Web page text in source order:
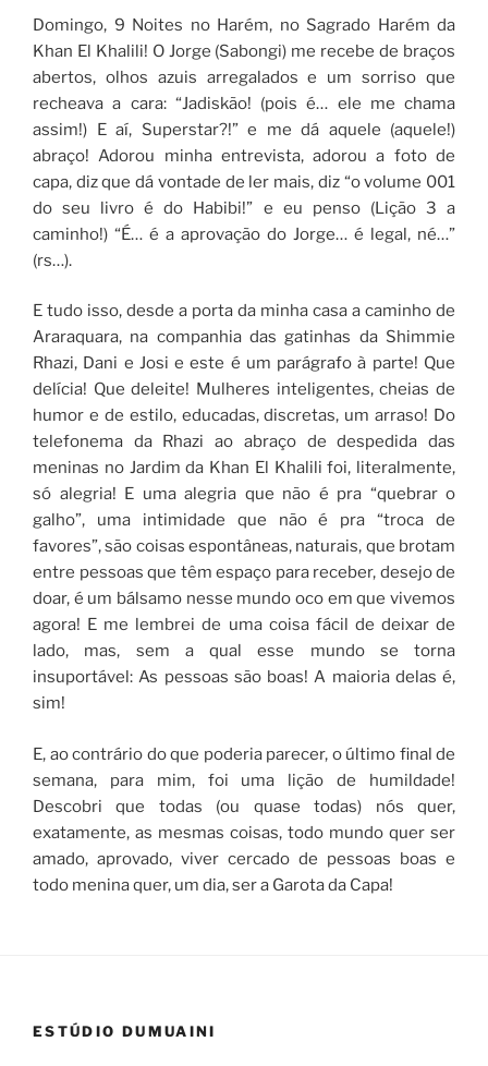
Domingo, 9 Noites no Harém, no Sagrado Harém da
Khan El Khalili! O Jorge (Sabongi) me recebe de braços
abertos, olhos azuis arregalados e um sorriso que
recheava a cara: “Jadiskão! (pois é… ele me chama
assim!) E aí, Superstar?!” e me dá aquele (aquele!)
abraço! Adorou minha entrevista, adorou a foto de
capa, diz que dá vontade de ler mais, diz “o volume 001
do seu livro é do Habibi!” e eu penso (Lição 3 a
caminho!) “É… é a aprovação do Jorge… é legal, né…”
(rs…).
E tudo isso, desde a porta da minha casa a caminho de
Araraquara, na companhia das gatinhas da Shimmie
Rhazi, Dani e Josi e este é um parágrafo à parte! Que
delícia! Que deleite! Mulheres inteligentes, cheias de
humor e de estilo, educadas, discretas, um arraso! Do
telefonema da Rhazi ao abraço de despedida das
meninas no Jardim da Khan El Khalili foi, literalmente,
só alegria! E uma alegria que não é pra “quebrar o
galho”, uma intimidade que não é pra “troca de
favores”, são coisas espontâneas, naturais, que brotam
entre pessoas que têm espaço para receber, desejo de
doar, é um bálsamo nesse mundo oco em que vivemos
agora! E me lembrei de uma coisa fácil de deixar de
lado, mas, sem a qual esse mundo se torna
insuportável: As pessoas são boas! A maioria delas é,
sim!
E, ao contrário do que poderia parecer, o último final de
semana, para mim, foi uma lição de humildade!
Descobri que todas (ou quase todas) nós quer,
exatamente, as mesmas coisas, todo mundo quer ser
amado, aprovado, viver cercado de pessoas boas e
todo menina quer, um dia, ser a Garota da Capa!
ESTÚDIO DUMUAINI